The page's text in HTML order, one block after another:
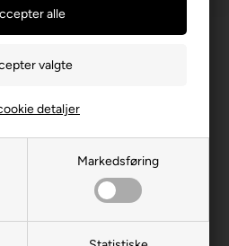
Markedsføring
detaljer